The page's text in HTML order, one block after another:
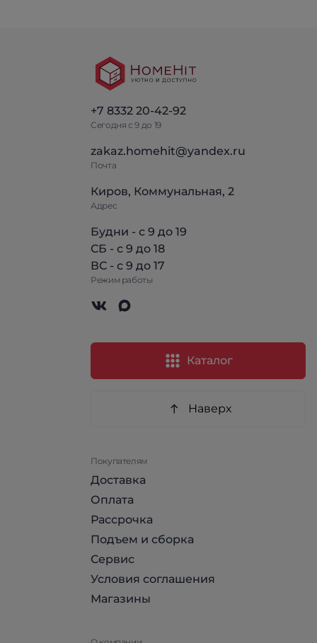
+7 8332 20-42-92
Сегодня с 9 до 19
zakaz.homehit@yandex.ru
Почта
Киров, Коммунальная, 2
Адрес
Будни - с 9 до 19
СБ - с 9 до 18
ВС - с 9 до 17
Режим работы
Каталог
Наверх
Покупателям
Доставка
Оплата
Рассрочка
Подъем и сборка
Сервис
Условия соглашения
Магазины